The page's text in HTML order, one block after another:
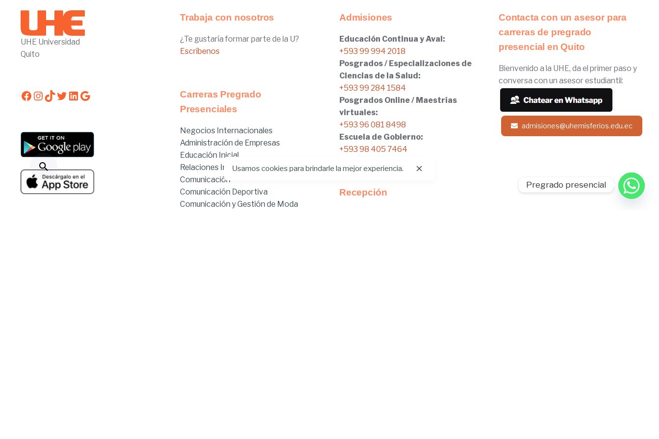
UHE Universidad
Quito
Facebook
Instagram
TikTok
Twitter
LinkedIn
Google
Trabaja con nosotros
¿Te gustaría formar parte de la U?
Escríbenos
Carreras Pregrado
Presenciales
Negocios Internacionales
Administración de Empresas
Educación Inicial
Relaciones Internacionales
Comunicación
Comunicación Deportiva
Comunicación y Gestión de Moda
Admisiones
Educación Continua y Aval:
+593 99 994 2018
Posgrados / Especializaciones de
Ciencias de la Salud:
+593 99 284 1584
Posgrados Online / Maestrías
virtuales:
+593 96 081 8498
Escuela de Gobierno:
+593 98 405 7464
Recepción
Contacta con un asesor para
carreras de pregrado
presencial en Quito
Bienvenido a la UHE, da el primer paso y
conversa con un asesor estudiantil:
admisiones@uhemisferios.edu.ec
Usamos cookies para brindarle la mejor experiencia.
Pregrado presencial